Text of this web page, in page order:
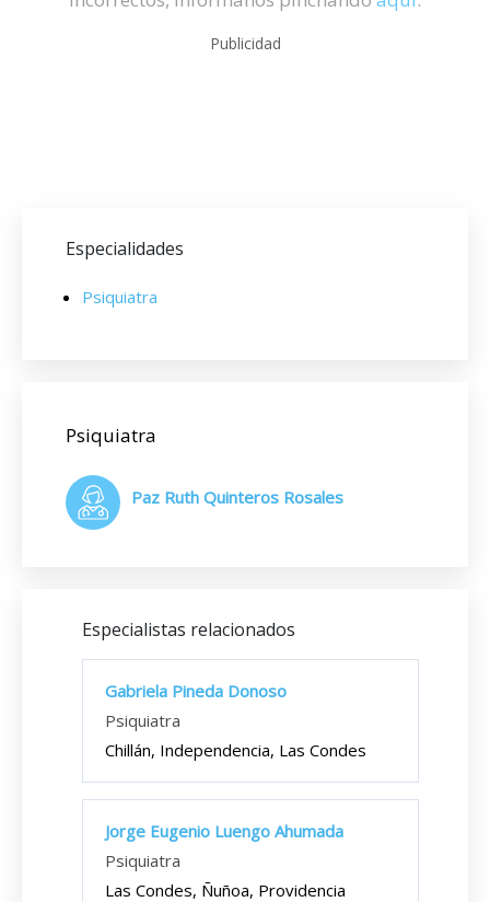
Publicidad
Especialidades
Psiquiatra
Psiquiatra
Paz Ruth Quinteros Rosales
Especialistas relacionados
Gabriela Pineda Donoso
Psiquiatra
Chillán, Independencia, Las Condes
Jorge Eugenio Luengo Ahumada
Psiquiatra
Las Condes, Ñuñoa, Providencia